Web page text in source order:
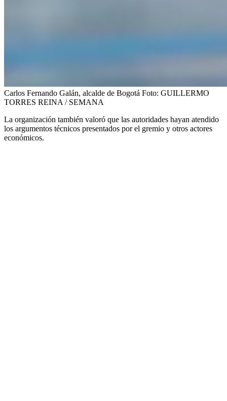
Carlos Fernando Galán, alcalde de Bogotá Foto: GUILLERMO
TORRES REINA / SEMANA
La organización también valoró que las autoridades hayan atendido
los argumentos técnicos presentados por el gremio y otros actores
económicos.